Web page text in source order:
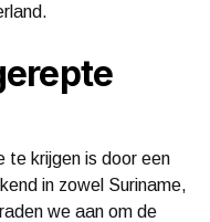
te krijgen is door een
in zowel Suriname,
we aan om de